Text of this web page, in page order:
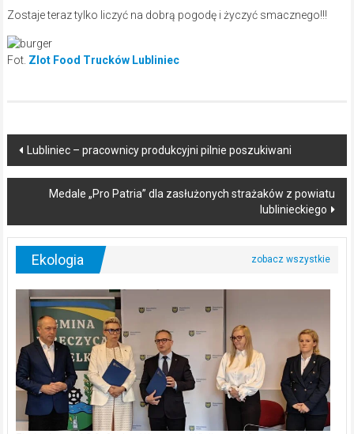
Zostaje teraz tylko liczyć na dobrą pogodę i życzyć smacznego!!!
Fot. Zlot Food Trucków Lubliniec
Post
navigation
Lubliniec – pracownicy produkcyjni pilnie poszukiwani
Medale „Pro Patria” dla zasłużonych strażaków z powiatu
lublinieckiego
Ekologia